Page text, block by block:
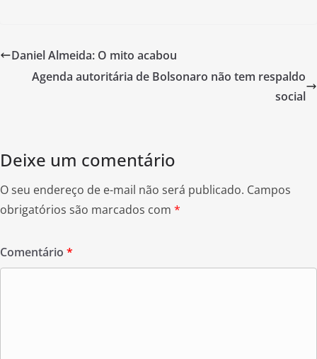
e
b
er e
Daniel Almeida: O mito acabou
Agenda autoritária de Bolsonaro não tem respaldo
social
Deixe um comentário
O seu endereço de e-mail não será publicado. Campos
obrigatórios são marcados com *
Comentário *